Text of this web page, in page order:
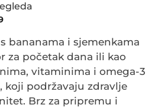
bananama i sjemenkama
za početak dana ili kao
vitaminima i omega-3
koji podržavaju zdravlje
Brz za pripremu i